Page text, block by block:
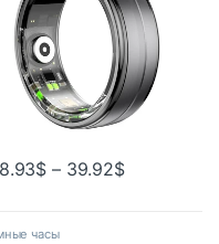
$ – 39.92$
часы